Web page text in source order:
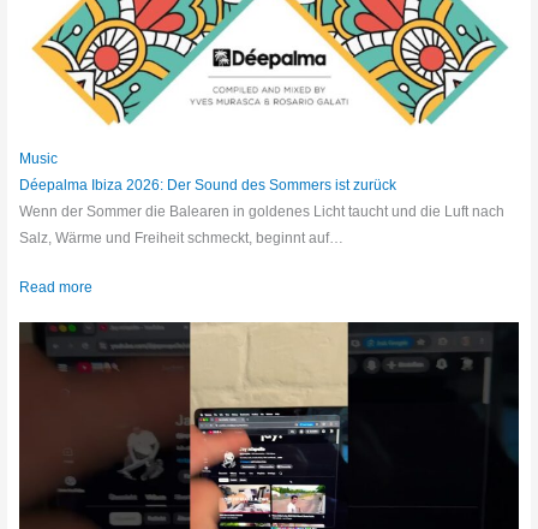
Music
Déepalma Ibiza 2026: Der Sound des Sommers ist zurück
Wenn der Sommer die Balearen in goldenes Licht taucht und die Luft nach
Salz, Wärme und Freiheit schmeckt, beginnt auf…
Read more